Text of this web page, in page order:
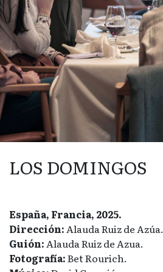
LOS DOMINGOS
España, Francia, 2025.
Dirección:Alauda Ruiz de Azúa.
Guión:Alauda Ruiz de Azua.
Fotografía:Bet Rourich.